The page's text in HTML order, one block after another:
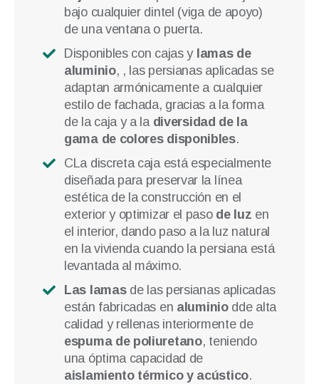
bajo cualquier dintel (viga de apoyo)
de una ventana o puerta.
Disponibles con cajas y lamas de
aluminio, , las persianas aplicadas se
adaptan armónicamente a cualquier
estilo de fachada, gracias a la forma
de la caja y a la diversidad de la
gama de colores disponibles.
CLa discreta caja está especialmente
diseñada para preservar la línea
estética de la construcción en el
exterior y optimizar el paso de luz en
el interior, dando paso a la luz natural
en la vivienda cuando la persiana está
levantada al máximo.
Las lamasde las persianas aplicadas
están fabricadas en aluminiodde alta
calidad y rellenas interiormente de
espuma de poliuretano, teniendo
una óptima capacidad de
aislamiento térmico y acústico.